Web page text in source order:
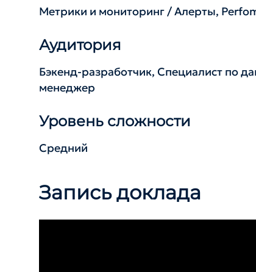
Метрики и мониторинг / Алерты,
Аудитория
Бэкенд-разработчик, Специалист по
менеджер
Уровень сложности
Средний
Запись доклада